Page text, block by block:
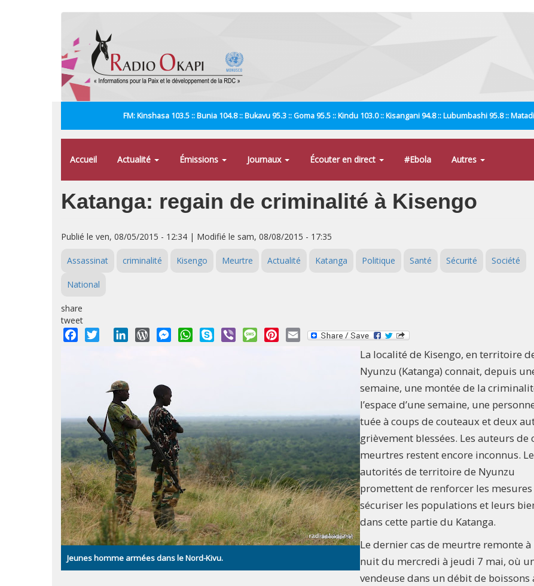
FM: Kinshasa 103.5 :: Bunia 104.8 :: Bukavu 95.3 :: Goma 95.5 :: Kindu 103.0 :: Kisangani 94.8 :: Lubumbashi 95.8 ::
Accueil Actualité Émissions Journaux Écouter en direct #Ebola Autres
Katanga: regain de criminalité à Kisengo
Publié le ven, 08/05/2015 - 12:34 | Modifié le sam, 08/08/2015 - 17:35
Assassinat criminalité Kisengo Meurtre Actualité Katanga Politique Santé Sécurité Société
National
share
tweet
Facebook
Twitter LinkedInWordPressMessengerWhatsApp
Skype Viber MessagePinterest
Email
Jeunes homme armées dans le Nord-Kivu.
La localité de Kisengo, en territoire
Nyunzu (Katanga) connait, depuis
semaine, une montée de la
l’espace d’une semaine, une
tuée à coups de couteaux et deux
grièvement blessées. Les auteurs de
meurtres restent encore inconnus.
autorités de territoire de Nyunzu
promettent de renforcer les
sécuriser les populations et leurs
dans cette partie du Katanga.
Le dernier cas de meurtre remonte à
nuit du mercredi à jeudi 7 mai, où
vendeuse dans un débit de boissons